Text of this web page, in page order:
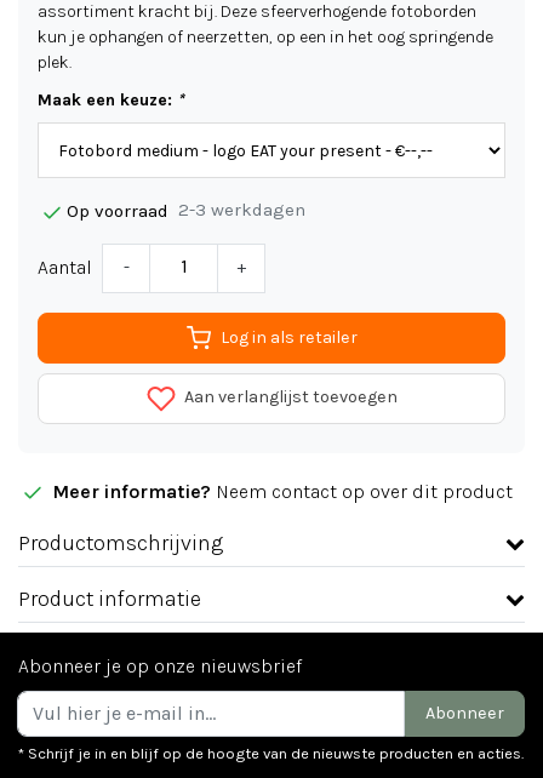
assortiment kracht bij. Deze sfeerverhogende fotoborden
kun je ophangen of neerzetten, op een in het oog springende
plek.
Maak een keuze: *
Op voorraad 2-3 werkdagen
Aantal - +
Log in als retailer
Aan verlanglijst toevoegen
Meer informatie? Neem contact op over dit product
Productomschrijving
Product informatie
Abonneer je op onze nieuwsbrief
Abonneer
* Schrijf je in en blijf op de hoogte van de nieuwste producten en acties.